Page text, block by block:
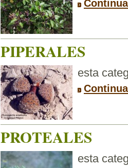
PIPERALES
esta
PROTEALES
esta